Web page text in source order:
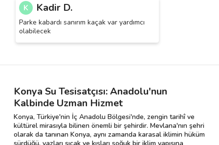
K Kadir D.
Parke kabardı sanırım kaçak var yardımcı
olabilecek
Konya Su Tesisatçısı: Anadolu'nun
Kalbinde Uzman Hizmet
Konya, Türkiye'nin İç Anadolu Bölgesi'nde, zengin tarihî ve
kültürel mirasıyla bilinen önemli bir şehirdir. Mevlana'nın şehri
olarak da tanınan Konya, aynı zamanda karasal iklimin hüküm